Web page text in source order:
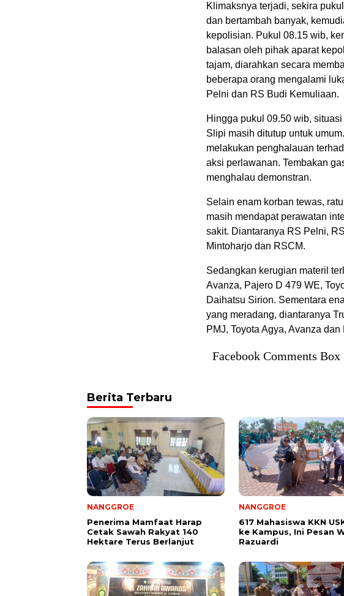
Klimaksnya terjadi, sekira
dan bertambah banyak,
kepolisian. Pukul 08.15 wib,
balasan oleh pihak aparat
tajam, diarahkan secara
beberapa orang mengalami
Pelni dan RS Budi Kemuliaan.
Hingga pukul 09.50 wib,
Slipi masih ditutup untuk
melakukan penghalauan
aksi perlawanan. Tembakan
menghalau demonstran.
Selain enam korban tewas,
masih mendapat perawatan
sakit. Diantaranya RS Pelni,
Mintoharjo dan RSCM.
Sedangkan kerugian materil
Avanza, Pajero D 479 WE,
Daihatsu Sirion. Sementara
yang meradang, diantaranya
PMJ, Toyota Agya, Avanza
Facebook Comments Box
Berita Terbaru
NANGGROE
Penerima Mamfaat Harap
Cetak Sawah Rakyat 140
Hektare Terus Berlanjut
NANGGROE
617 Mahasiswa KKN
ke Kampus, Ini Pesan
Razuardi